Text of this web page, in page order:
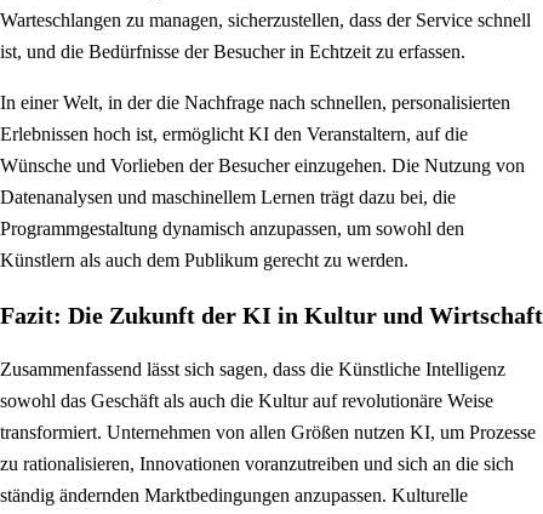
Warteschlangen zu managen, sicherzustellen, dass der Service schnell
ist, und die Bedürfnisse der Besucher in Echtzeit zu erfassen.
In einer Welt, in der die Nachfrage nach schnellen, personalisierten
Erlebnissen hoch ist, ermöglicht KI den Veranstaltern, auf die
Wünsche und Vorlieben der Besucher einzugehen. Die Nutzung von
Datenanalysen und maschinellem Lernen trägt dazu bei, die
Programmgestaltung dynamisch anzupassen, um sowohl den
Künstlern als auch dem Publikum gerecht zu werden.
Fazit: Die Zukunft der KI in Kultur und Wirtschaft
Zusammenfassend lässt sich sagen, dass die Künstliche Intelligenz
sowohl das Geschäft als auch die Kultur auf revolutionäre Weise
transformiert. Unternehmen von allen Größen nutzen KI, um Prozesse
zu rationalisieren, Innovationen voranzutreiben und sich an die sich
ständig ändernden Marktbedingungen anzupassen. Kulturelle